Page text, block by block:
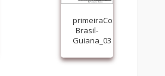
Brasil-
Guiana_03